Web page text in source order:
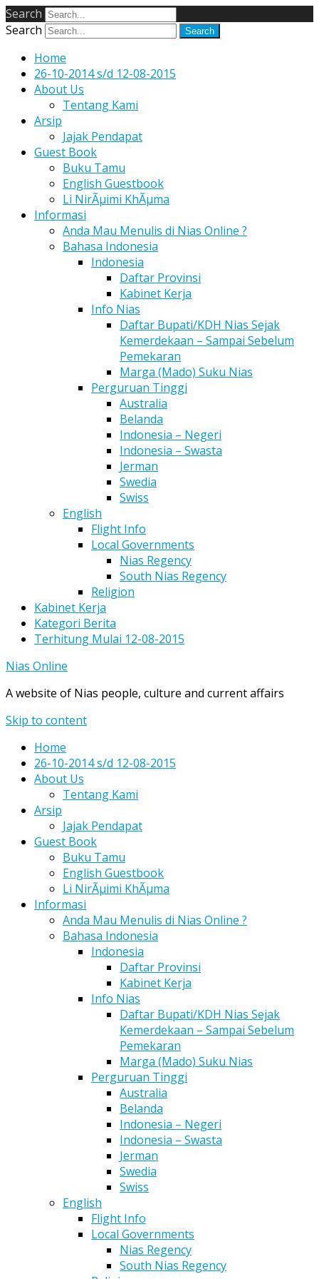
Search
Search
Home
26-10-2014 s/d 12-08-2015
About Us
Tentang Kami
Arsip
Jajak Pendapat
Guest Book
Buku Tamu
English Guestbook
Li NirÃµimi KhÃµma
Informasi
Anda Mau Menulis di Nias Online ?
Bahasa Indonesia
Indonesia
Daftar Provinsi
Kabinet Kerja
Info Nias
Daftar Bupati/KDH Nias Sejak
Kemerdekaan – Sampai Sebelum
Pemekaran
Marga (Mado) Suku Nias
Perguruan Tinggi
Australia
Belanda
Indonesia – Negeri
Indonesia – Swasta
Jerman
Swedia
Swiss
English
Flight Info
Local Governments
Nias Regency
South Nias Regency
Religion
Kabinet Kerja
Kategori Berita
Terhitung Mulai 12-08-2015
Nias Online
A website of Nias people, culture and current affairs
Skip to content
Home
26-10-2014 s/d 12-08-2015
About Us
Tentang Kami
Arsip
Jajak Pendapat
Guest Book
Buku Tamu
English Guestbook
Li NirÃµimi KhÃµma
Informasi
Anda Mau Menulis di Nias Online ?
Bahasa Indonesia
Indonesia
Daftar Provinsi
Kabinet Kerja
Info Nias
Daftar Bupati/KDH Nias Sejak
Kemerdekaan – Sampai Sebelum
Pemekaran
Marga (Mado) Suku Nias
Perguruan Tinggi
Australia
Belanda
Indonesia – Negeri
Indonesia – Swasta
Jerman
Swedia
Swiss
English
Flight Info
Local Governments
Nias Regency
South Nias Regency